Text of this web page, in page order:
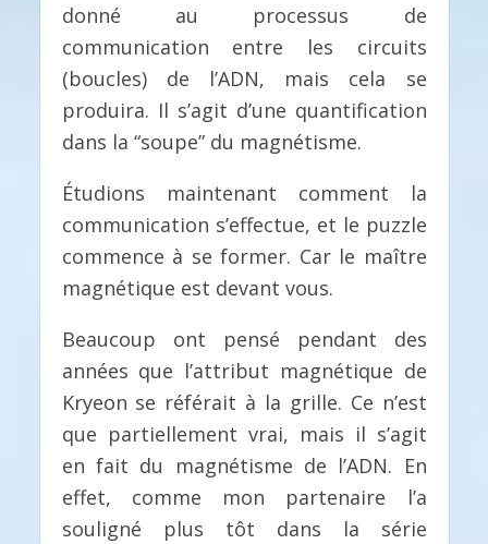
donné au processus de
communication entre les circuits
(boucles) de l’ADN, mais cela se
produira. Il s’agit d’une quantification
dans la “soupe” du magnétisme.
Étudions maintenant comment la
communication s’effectue, et le puzzle
commence à se former. Car le maître
magnétique est devant vous.
Beaucoup ont pensé pendant des
années que l’attribut magnétique de
Kryeon se référait à la grille. Ce n’est
que partiellement vrai, mais il s’agit
en fait du magnétisme de l’ADN. En
effet, comme mon partenaire l’a
souligné plus tôt dans la série